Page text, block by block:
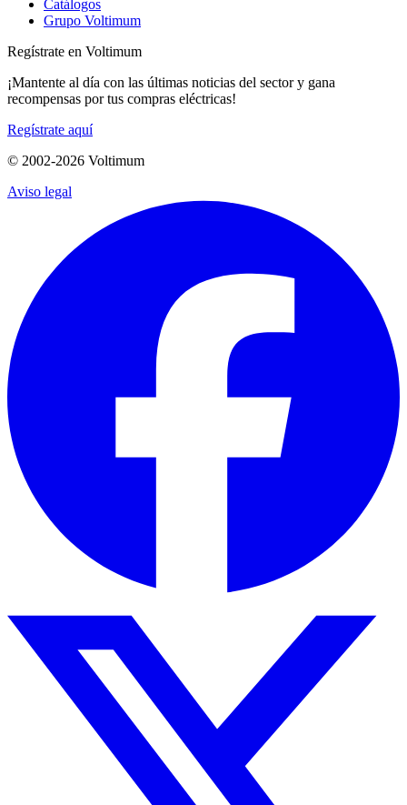
Catálogos
Grupo Voltimum
Regístrate en Voltimum
¡Mantente al día con las últimas noticias del sector y gana
recompensas por tus compras eléctricas!
Regístrate aquí
© 2002-2026 Voltimum
Aviso legal